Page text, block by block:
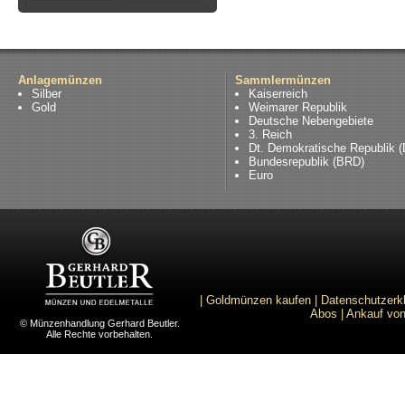
Anlagemünzen
Silber
Gold
Sammlermünzen
Kaiserreich
Weimarer Republik
Deutsche Nebengebiete
3. Reich
Dt. Demokratische Republik
Bundesrepublik (BRD)
Euro
© Münzenhandlung Gerhard Beutler.
Alle Rechte vorbehalten.
Goldmünzen kaufen
Abos
Ankauf